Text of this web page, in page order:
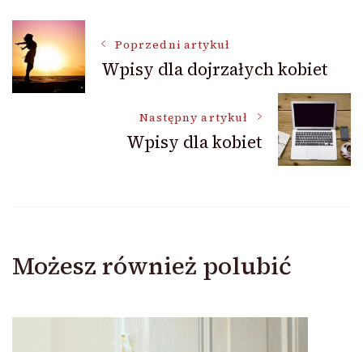
Nawigacja
wpisu
Poprzedni artykuł
Wpisy dla dojrzałych kobiet
Następny artykuł
Wpisy dla kobiet
Możesz również polubić